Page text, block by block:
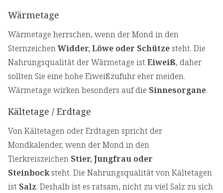
Wärmetage
Wärmetage herrschen, wenn der Mond in den
SternzeichenWidder, Löwe oder Schütze steht. Die
Nahrungsqualität der Wärmetage ist Eiweiß, daher
sollten Sie eine hohe Eiweißzufuhr eher meiden.
Wärmetage wirken besonders auf die Sinnesorgane.
Kältetage / Erdtage
Von Kältetagen oder Erdtagen spricht der
Mondkalender, wenn der Mond in den
Tierkreiszeichen Stier, Jungfrau oder
Steinbocksteht. Die Nahrungsqualität von Kältetagen
ist Salz. Deshalb ist es ratsam, nicht zu viel Salz zu sich